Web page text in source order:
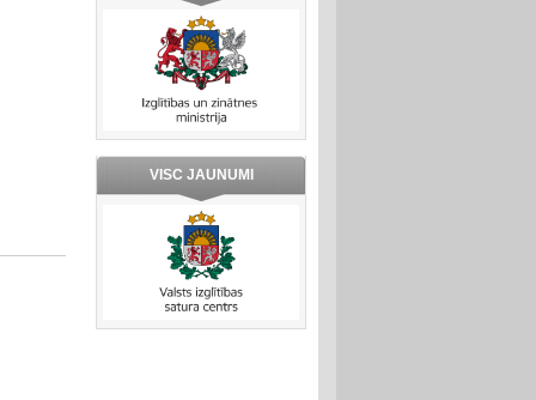
VISC JAUNUMI